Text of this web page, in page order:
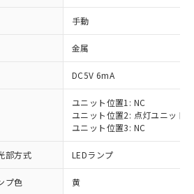
手動
金属
DC5V 6mA
ユニット位置1: NC
ユニット位置2: 点灯ユニット
ユニット位置3: NC
部方式 LEDランプ
プ色 黄
EU RoHS指令（10物質）の
た製品が提供可能な商品で